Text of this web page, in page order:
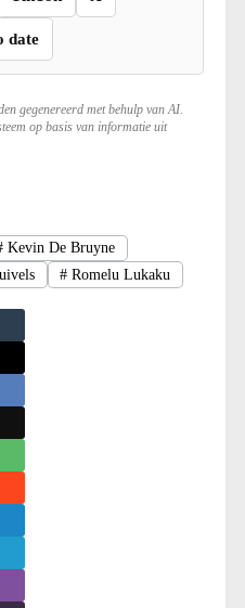
date
gegenereerd met behulp van AI.
op basis van informatie uit
Kevin De Bruyne
# Romelu Lukaku